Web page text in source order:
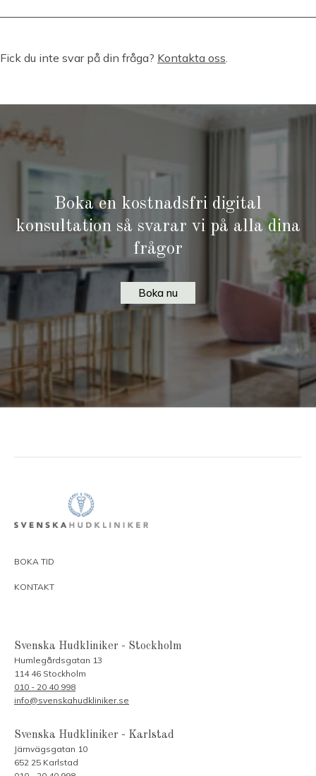
Det finns inga biverkningar, däremot ska du undvika denna
anordning nära stället vi behandlar. Du ska även undvika om du har
någon metall i kroppen, hjärtproblem eller andra medicinska tillstånd
Fick du inte svar på din fråga? Kontakta oss.
Boka en kostnadsfri digital
konsultation så svarar vi på alla dina
frågor
Boka nu
BOKA TID
KONTAKT
Svenska Hudkliniker - Stockholm
Humlegårdsgatan 13
114 46 Stockholm
010 - 20 40 998
info@svenskahudkliniker.se
Svenska Hudkliniker - Karlstad
Järnvägsgatan 10
652 25 Karlstad